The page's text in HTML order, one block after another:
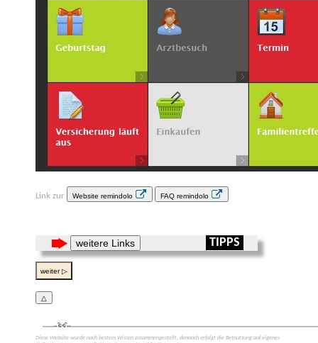
Link zur Website remindolo FAQ remindolo
weitere Links TIPPS
weiter ▷
△
Diese Web­site wurde nach bestem Wissen zusammen­gestellt, dennoch erfolgt die Be­tnutzung auf eigenes